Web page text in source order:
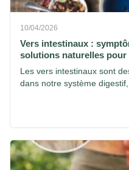
10/04/2026
Vers intestinaux :
solutions naturelles pour
Les vers intestinaux sont
dans notre système